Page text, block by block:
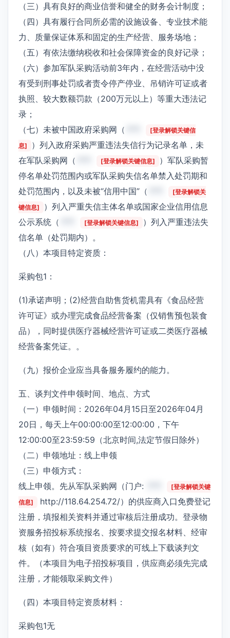
（三）具有良好的商业信誉和健全的财务会计制度；
（四）具有履行合同所必需的设施设备、专业技术能
力、质量保证体系和固定的生产经营、服务场地；
（五）有依法缴纳税收和社会保障资金的良好记录；
（六）参加军队采购活动前3年内，在经营活动中没
有受到刑事处罚或者责令停产停业、吊销许可证或者
执照、较大数额罚款（200万元以上）等重大违法记
录；
（七）未被中国政府采购网（
[登录解锁关键信
息]
）列入政府采购严重违法失信行为记录名单，未
在军队采购网（
[登录解锁关键信息]
）军队采购暂
停名单处罚范围内或军队采购失信名单禁入处罚期和
处罚范围内，以及未被“信用中国”（
[登录解锁关
键信息]
）列入严重失信主体名单或国家企业信用信息
公示系统（
[登录解锁关键信息]
）列入严重违法失
信名单（处罚期内）。
（八）本项目特定资质：
采购包1：
(1)承诺声明；(2)经营自助售货机需具有《食品经营
许可证》或办理完成食品经营备案（仅销售预包装食
品），同时提供医疗器械经营许可证或二类医疗器械
经营备案凭证。。
（九）报价企业应当具备服务履约的能力。
五、谈判文件申领时间、地点、方式
（一）申领时间：2026年04月15日至2026年04月
20日，每天上午00:00:00至12:00:00，下午
12:00:00至23:59:59（北京时间,法定节假日除外）
（二）申领地址：线上申领
（三）申领方式：
线上申领。先从军队采购网（门户:
[登录解锁关键
信息]
http://118.64.254.72/）的供应商入口免费登记
注册，填报相关资料并通过审核后注册成功。登录物
资服务招投标系统报名、按要求提交报名材料、经审
核（如有）符合项目资质要求的可线上下载谈判文
件。（本项目为电子招投标项目，供应商必须先完成
注册，才能领取采购文件）
（四）本项目特定资质材料：
采购包1无